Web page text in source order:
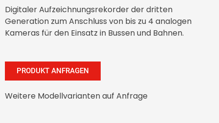
Digitaler Aufzeichnungsrekorder der dritten
Generation zum Anschluss von bis zu 4 analogen
Kameras für den Einsatz in Bussen und Bahnen.
PRODUKT ANFRAGEN
Weitere Modellvarianten auf Anfrage